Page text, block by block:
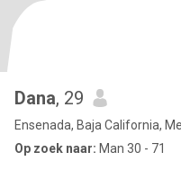
Dana, 29
Ensenada, Baja California,
Op zoek naar: Man 30 - 71